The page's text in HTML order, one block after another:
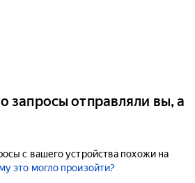
запросы отправляли вы, а
с вашего устройства похожи на
это могло произойти?